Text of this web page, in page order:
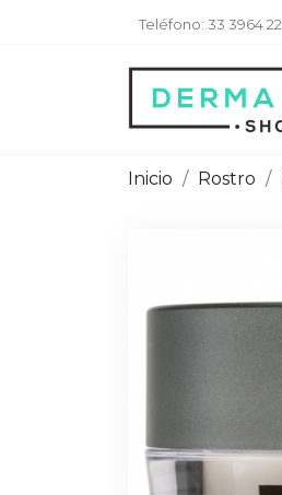
Teléfono: 33 3964
Inicio Rostro